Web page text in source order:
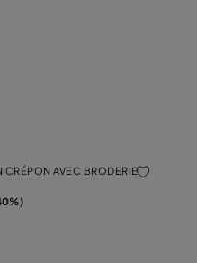
CRÉPON AVEC BRODERIE